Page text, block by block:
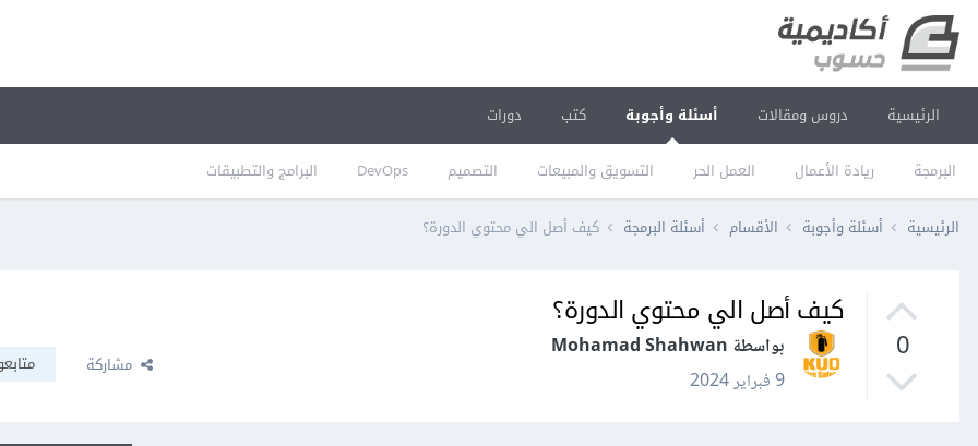
الرئيسية دروس ومقالات أسئلة وأجوبة
البرمجة ريادة الأعمال العمل الحر التسويق والمبيعات التصميم DevOps البرامج والتطبيقات
كتب دورات
الرئيسية أسئلة وأجوبة الأقسام أسئلة البرمجة كيف أصل الي محتوي الدورة؟
0
كيف أصل الي محتوي الدورة؟
بواسطة Mohamad Shahwan
9 فبراير 2024
مشاركة